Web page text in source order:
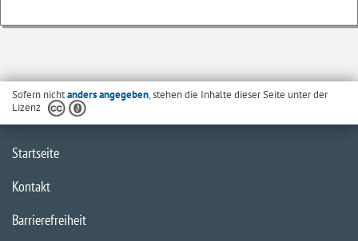
Sofern nichtanders angegeben, stehen die Inhalte dieser Seite unter der
Lizenz
Startseite
Kontakt
Barrierefreiheit